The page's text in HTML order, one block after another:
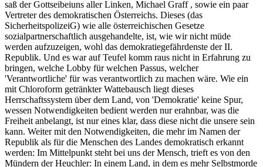
saß der Gottseibeiuns aller Linken, Michael Graff , sowie ein paar
Vertreter des demokratischen Österreichs. Dieses (das
SicherheitspolizeiG) wie alle österreichischen Gesetze
sozialpartnerschaftlich ausgehandelte, ist, wie wir nicht müde
werden aufzuzeigen, wohl das demokratiegefährdenste der II.
Republik. Und es war auf Teufel komm raus nicht in Erfahrung zu
bringen, welche Lobby für welchen Passus, welcher
'Verantwortliche' für was verantwortlich zu machen wäre. Wie ein
mit Chloroform getränkter Wattebausch liegt dieses
Herrschaftssystem über dem Land, von 'Demokratie' keine Spur,
wessen Notwendigkeiten bedient werden nur erahnbar, was die
Freiheit anbelangt, ist nur eines klar, dass diese nicht die unsere sein
kann. Weiter mit den Notwendigkeiten, die mehr im Namen der
Republik als für die Menschen des Landes demokratisch erkannt
werden: Im Mittelpunkt steht bei uns der Mensch, trieft es von den
Mündern der Heuchler: In einem Land, in dem es mehr Selbstmorde